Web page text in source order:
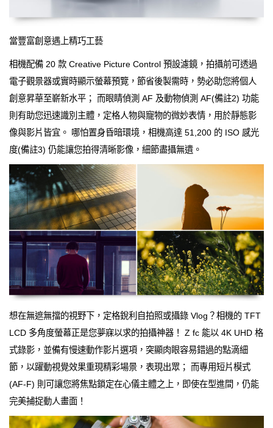
當豐富創意遇上精巧工藝
相機配備 20 款 Creative Picture Control 預設濾鏡，拍攝前可透過
電子觀景器或實時顯示螢幕預覽，節省後製需時，勢必助您將個人
創意昇華至嶄新水平； 而眼睛偵測 AF 及動物偵測 AF(備註2) 功能
則有助您迅速識別主體，定格人物與寵物的微妙表情，用於靜態影
像與影片皆宜。 哪怕置身昏暗環境，相機高達 51,200 的 ISO 感光
度(備註3) 仍能讓您拍得清晰影像，細節盡攝無遺。
想在無遮無擋的視野下，定格銳利自拍照或攝錄 Vlog？相機的 TFT
LCD 多角度螢幕正是您夢寐以求的拍攝神器！ Z fc 能以 4K UHD 格
式錄影，並備有慢速動作影片選項，突顯肉眼容易錯過的點滴細
節，以躍動視覺效果重現精彩場景，表現出眾； 而專用短片模式
(AF-F) 則可讓您將焦點鎖定在心儀主體之上，即使在型進間，仍能
完美捕捉動人畫面！